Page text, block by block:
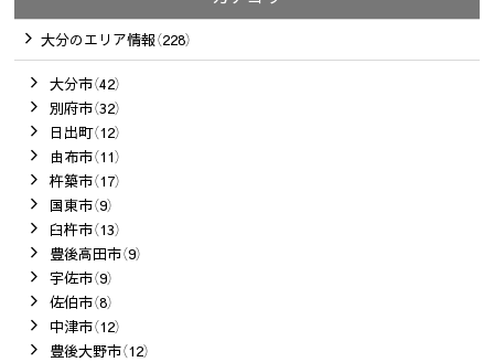
大分のエリア情報（228）
大分市（42）
別府市（32）
日出町（12）
由布市（11）
杵築市（17）
国東市（9）
臼杵市（13）
豊後高田市（9）
宇佐市（9）
佐伯市（8）
中津市（12）
豊後大野市（12）